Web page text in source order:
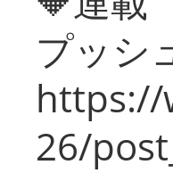
プッシ
https://
26/